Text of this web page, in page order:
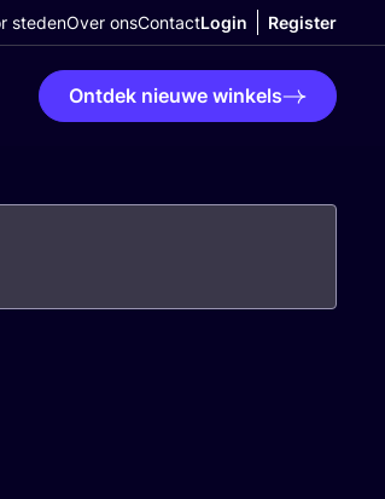
stedenOver onsContactLogin Register
Ontdek nieuwe winkels